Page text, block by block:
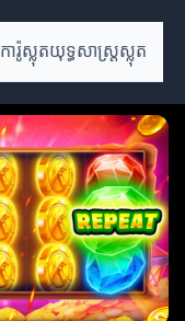
ការ៉ូស្លុតយុទ្ធសាស្ត្រស្លុត